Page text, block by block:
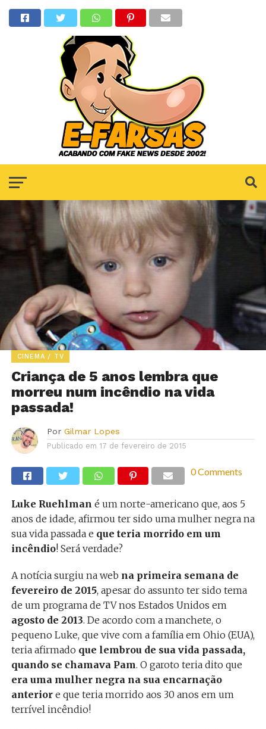
CINEMA / TV
Criança de 5 anos lembra que
morreu num incêndio na vida
passada!
Por Gilmar Lopes
Publicado em 17 de fevereiro de 2015
0 Comments
Luke Ruehlman é um norte-americano que, aos 5
anos de idade, afirmou ter sido uma mulher negra na
sua vida passada e que teria morrido em um
incêndio! Será verdade?
A notícia surgiu na web na primeira semana de
fevereiro de 2015, apesar do assunto ter sido tema
de um programa de TV nos Estados Unidos em
agosto de 2013. De acordo com a manchete, o
pequeno Luke, que vive com a família em Ohio (EUA),
teria afirmado que lembrou de sua vida passada,
quando se chamava Pam. O garoto teria dito que
era uma mulher negra na sua encarnação
anteriore que teria morrido aos 30 anos em um
terrível incêndio!